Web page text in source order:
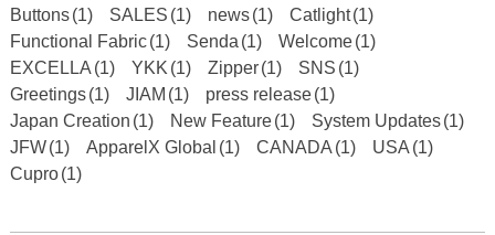
Buttons(1) SALES (1) news(1) Catlight(1)
Functional Fabric(1) Senda (1) Welcome(1)
EXCELLA (1) YKK (1) Zipper(1) SNS (1)
Greetings(1) JIAM (1) press release(1)
Japan Creation (1) New Feature(1) System Updates(1)
JFW(1) ApparelX Global (1) CANADA (1) USA (1)
Cupro(1)